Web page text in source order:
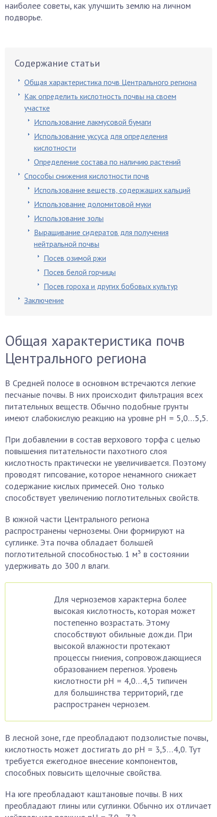
наиболее советы, как улучшить землю на личном
подворье.
Содержание статьи
Общая характеристика почв Центрального региона
Как определить кислотность почвы на своем
участке
Использование лакмусовой бумаги
Использование уксуса для определения
кислотности
Определение состава по наличию растений
Способы снижения кислотности почв
Использование веществ, содержащих кальций
Использование доломитовой муки
Использование золы
Выращивание сидератов для получения
нейтральной почвы
Посев озимой ржи
Посев белой горчицы
Посев гороха и других бобовых культур
Заключение
Общая характеристика почв
Центрального региона
В Средней полосе в основном встречаются легкие
песчаные почвы. В них происходит фильтрация всех
питательных веществ. Обычно подобные грунты
имеют слабокислую реакцию на уровне рН = 5,0…5,5.
При добавлении в состав верхового торфа с целью
повышения питательности пахотного слоя
кислотность практически не увеличивается. Поэтому
проводят гипсование, которое ненамного снижает
содержание кислых примесей. Оно только
способствует увеличению поглотительных свойств.
В южной части Центрального региона
распространены черноземы. Они формируют на
суглинке. Эта почва обладает большей
поглотительной способностью. 1 м³ в состоянии
удерживать до 300 л влаги.
Для черноземов характерна более
высокая кислотность, которая может
постепенно возрастать. Этому
способствуют обильные дожди. При
высокой влажности протекают
процессы гниения, сопровождающиеся
образованием перегноя. Уровень
кислотности рН = 4,0…4,5 типичен
для большинства территорий, где
распространен чернозем.
В лесной зоне, где преобладают подзолистые почвы,
кислотность может достигать до рН = 3,5…4,0. Тут
требуется ежегодное внесение компонентов,
способных повысить щелочные свойства.
На юге преобладают каштановые почвы. В них
преобладают глины или суглинки. Обычно их отличает